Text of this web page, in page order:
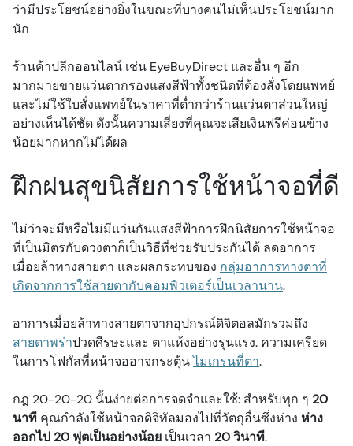
ว่ามีประโยชน์อย่างยิ่งในขณะที่บางคนไม่เห็นประโยชน์มาก
นัก
ร้านค้าปลีกออนไลน์ เช่น EyeBuyDirect และอื่น ๆ อีก
มากมายขายแว่นตากรองแสงสีฟ้าทั้งชนิดที่ต้องสั่งโดยแพทย์
และไม่ใช้ใบสั่งแพทย์ในราคาที่ต่ำกว่าร้านแว่นตาส่วนใหญ่
อย่างเห็นได้ชัด ดังนั้นความเสี่ยงที่คุณจะเสียเงินฟรีค่อนข้าง
น้อยมากหากไม่ได้ผล
ฝึกฝนสุขนิสัยการใช้หน้าจอที่ดี
ไม่ว่าจะมีหรือไม่มีแว่นกันแสงสีฟ้าการฝึกนิสัยการใช้หน้าจอ
ที่เป็นมิตรกับดวงตาก็เป็นวิธีที่ช่วยรับประกันได้ ลดอาการ
เมื่อยล้าทางสายตา และผลกระทบของ กลุ่มอาการทางตาที่
เกิดจากการใช้สายตากับคอมพิวเตอร์เป็นเวลานาน.
อาการเมื่อยล้าทางสายตาจากอุปกรณ์ดิจิตอลมักรวมถึง
สายตาพร่าปวดศีรษะและ ตาแห้งอย่างรุนแรง. ความเครียด
ในการโฟกัสที่หน้าจออาจกระตุ้นไมเกรนที่ตา.
กฎ 20-20-20 นั้นง่ายต่อการจดจำและใช้: สำหรับทุก ๆ 20
นาที คุณกำลังใช้หน้าจอดิจิทัลมองไปที่วัตถุอื่นซึ่งห่าง ห่าง
ออกไป 20 ฟุตเป็นอย่างน้อย เป็นเวลา 20 วินาที.